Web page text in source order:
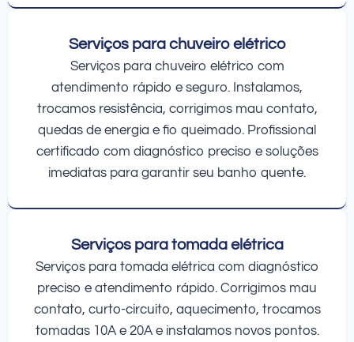
Serviços para chuveiro elétrico
Serviços para chuveiro elétrico com
atendimento rápido e seguro. Instalamos,
trocamos resistência, corrigimos mau contato,
quedas de energia e fio queimado. Profissional
certificado com diagnóstico preciso e soluções
imediatas para garantir seu banho quente.
Serviços para tomada elétrica
Serviços para tomada elétrica com diagnóstico
preciso e atendimento rápido. Corrigimos mau
contato, curto-circuito, aquecimento, trocamos
tomadas 10A e 20A e instalamos novos pontos.